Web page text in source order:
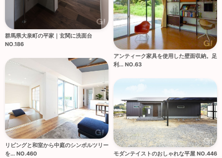
群馬県大泉町の平家｜玄関に洗面台
NO.186
アンティーク家具を使用した壁面収納。足
利... NO.63
リビングと和室から中庭のシンボルツリー
を... NO.460
モダンテイストのおしゃれな平屋 NO.446